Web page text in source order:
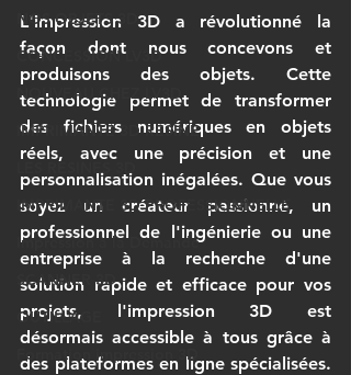
NOS OBJETS 3D
CONCESSION LV3D
NOUVEAU CHEZ LV3D
IMPRIMANTE 3D RESINE
LES RESINES 3D
IMPRIMANTE 3D PROFESSIONNELLE
Impression à la Demande
SCANNER 3D
OUTILLAGE
Formation impression 3D
L'impression 3D a révolutionné la
façon dont nous concevons et
produisons des objets. Cette
technologie permet de transformer
des fichiers numériques en objets
réels, avec une précision et une
personnalisation inégalées. Que vous
soyez un créateur passionné, un
professionnel de l'ingénierie ou une
entreprise à la recherche d'une
solution rapide et efficace pour vos
projets, l'impression 3D est
désormais accessible à tous grâce à
des plateformes en ligne spécialisées.